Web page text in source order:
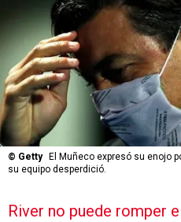
© Getty
El Muñeco expresó su enojo
su equipo desperdició.
River no puede romper